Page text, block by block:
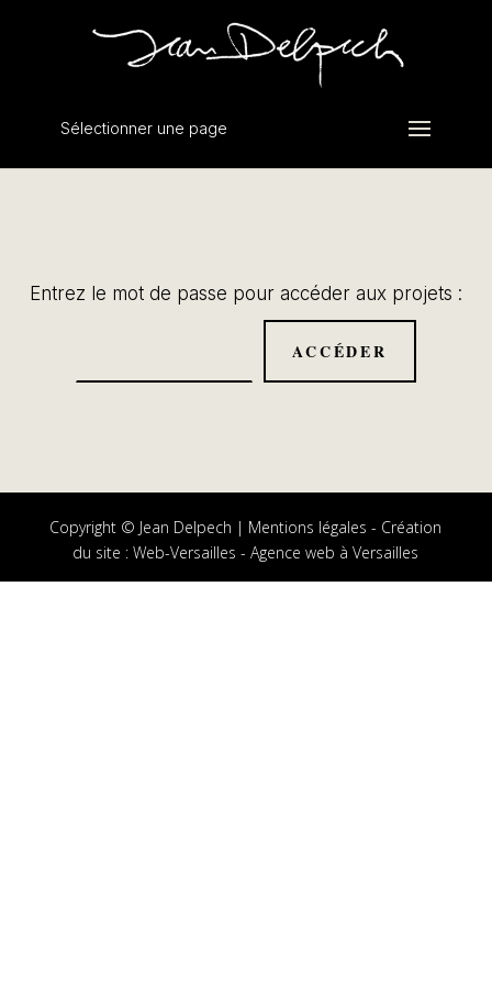
Sélectionner une page
Entrez le mot de passe pour accéder aux projets :
Copyright © Jean Delpech | Mentions légales - Création
du site :Web-Versailles - Agence web à Versailles